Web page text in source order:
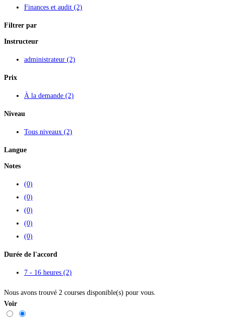
Finances et audit (2)
Filtrer par
Instructeur
administrateur (2)
Prix
À la demande (2)
Niveau
Tous niveaux (2)
Langue
Notes
(0)
(0)
(0)
(0)
(0)
Durée de l'accord
7 - 16 heures (2)
Nous avons trouvé 2 courses disponible(s) pour vous.
Voir